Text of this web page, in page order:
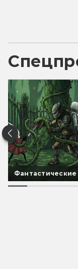
Фантастические